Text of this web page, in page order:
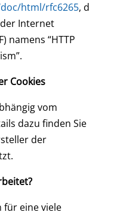
html/rfc6265, d
Internet
namens “HTTP
Cookies
vom
dazu finden Sie
der
für eine viele